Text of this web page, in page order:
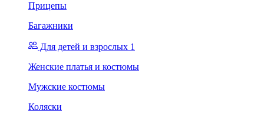
Прицепы
Багажники
Для детей и взрослых 1
Женские платья и костюмы
Мужские костюмы
Коляски